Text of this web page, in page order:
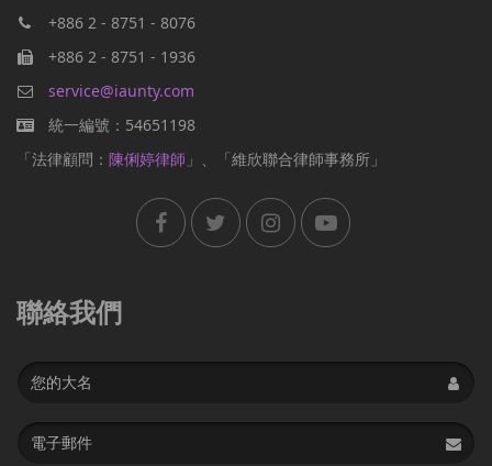
+886 2 - 8751 - 8076
+886 2 - 8751 - 1936
service@iaunty.com
統一編號：54651198
「法律顧問： 陳俐婷律師 」、「維欣聯合律師事務所」
聯絡我們
Name
Email
address